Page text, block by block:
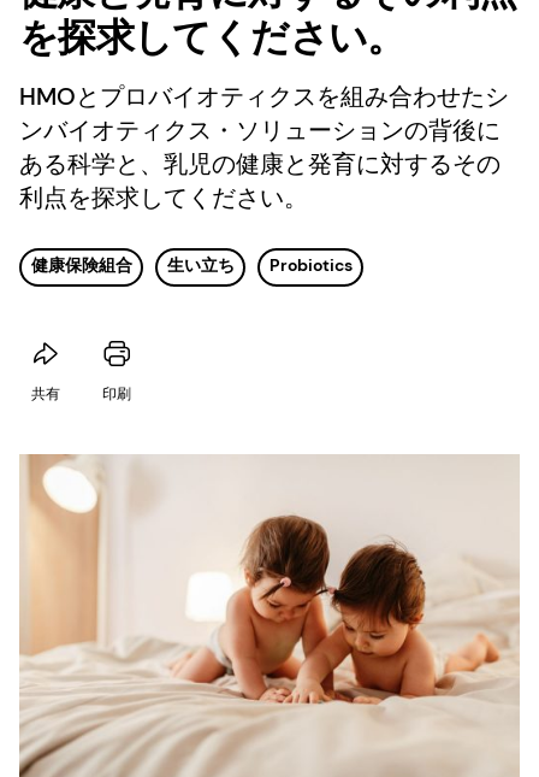
を探求してください。
HMOとプロバイオティクスを組み合わせたシ
ンバイオティクス・ソリューションの背後に
ある科学と、乳児の健康と発育に対するその
利点を探求してください。
健康保険組合 生い立ち Probiotics
共有 印刷